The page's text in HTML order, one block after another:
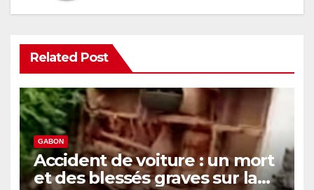
Related Post
GABON
Accident de voiture : un mort
et des blessés graves sur la